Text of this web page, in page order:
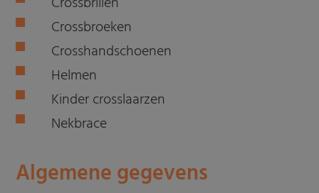
Crossbroeken
Crosshandschoenen
Helmen
Kinder crosslaarzen
Nekbrace
Algemene gegevens